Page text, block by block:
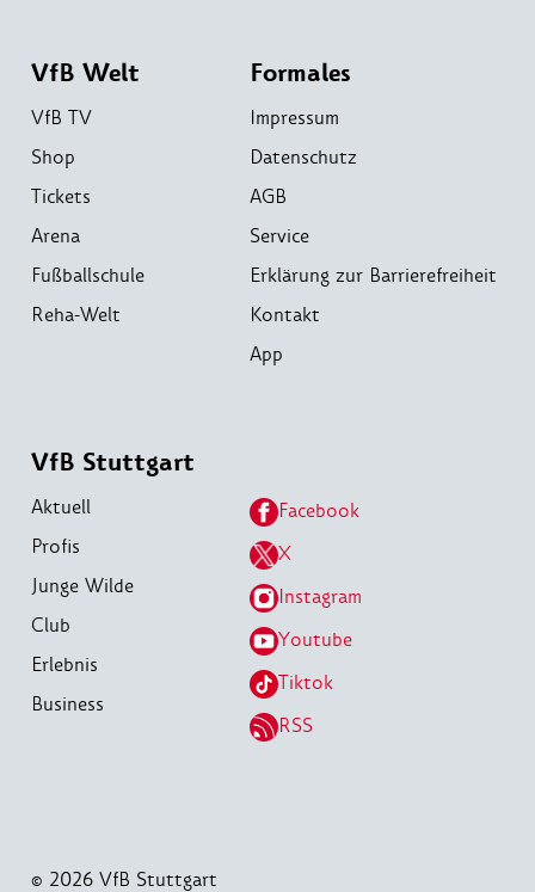
VfB Welt
VfB TV
Shop
Tickets
Arena
Fußballschule
Reha-Welt
Formales
Impressum
Datenschutz
AGB
Service
Erklärung zur Barrierefreiheit
Kontakt
App
VfB Stuttgart
Aktuell
Profis
Junge Wilde
Club
Erlebnis
Business
Facebook
X
Instagram
Youtube
Tiktok
RSS
© 2026 VfB Stuttgart